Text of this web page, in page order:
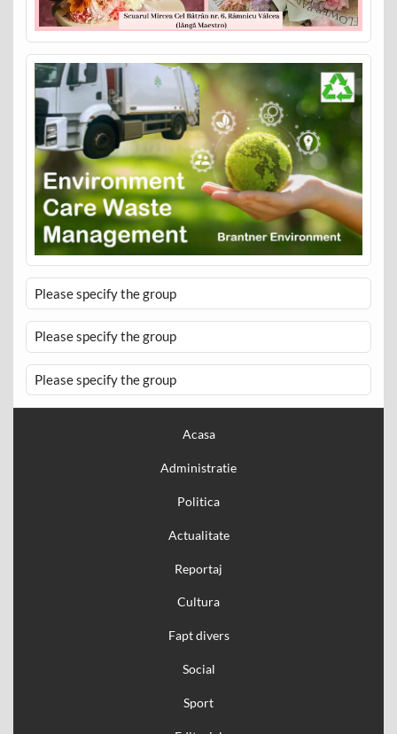
Please specify the group
Please specify the group
Please specify the group
Acasa
Administratie
Politica
Actualitate
Reportaj
Cultura
Fapt divers
Social
Sport